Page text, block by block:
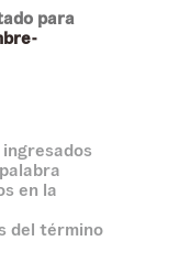
para
en la
del término